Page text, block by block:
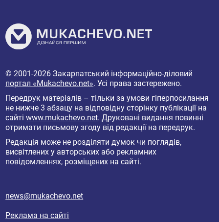
© 2001-2026Закарпатський інформаційно-діловий
портал «Mukachevo.net». Усі права застережено.
Передрук матеріалів – тільки за умови гіперпосилання
не нижче 3 абзацу на відповідну сторінку публікації на
сайтіwww.mukachevo.net. Друковані видання повинні
отримати письмову згоду від редакції на передрук.
Редакція може не розділяти думок чи поглядів,
висвітлених у авторських або рекламних
повідомленнях, розміщених на сайті.
news@mukachevo.net
Реклама на сайті